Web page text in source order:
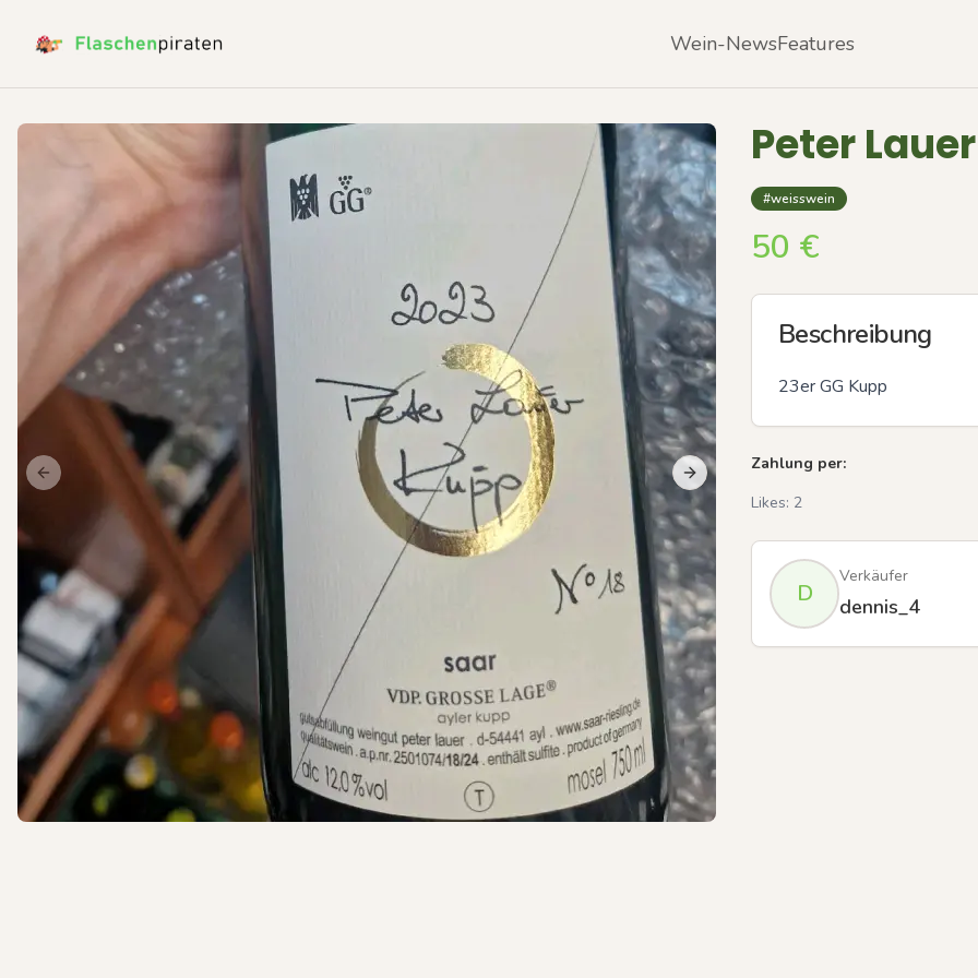
Wein-NewsFeatures
Previous slide Next slide
Previous slide
Peter Lauer
#weisswein
50 €
Beschreibung
23er GG Kupp
Zahlung per:
Likes: 2
D
Verkäufer
dennis_4